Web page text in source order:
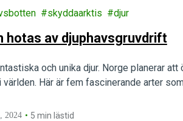
skyddaarktis djur
hotas av djuphavsgruvdrift
och unika djur. Norge planerar
Här är fem fascinerande arter
2024 5 min lästid